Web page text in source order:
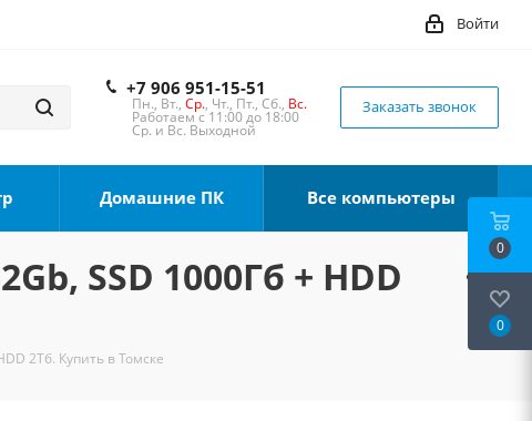
Войти
+7 906 951-15-51
Пн., Вт., Ср., Чт., Пт., Сб., Вс.
Работаем с 11:00 до 18:00
Ср. и Вс. Выходной
Заказать звонок
Домашние ПК Все компьютеры
SSD 1000Гб + HDD
2Тб. Купить в Томске
0
0